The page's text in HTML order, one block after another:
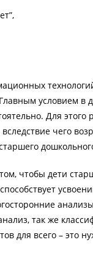
условием в
Для этого
чего
чтобы дети
так же
для всего – это